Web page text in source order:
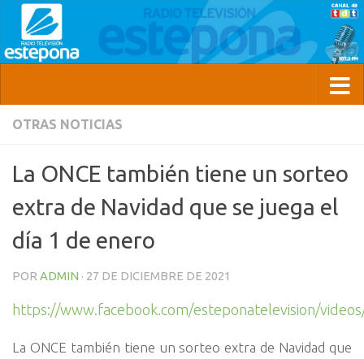
OTRAS NOTICIAS
La ONCE también tiene un sorteo
extra de Navidad que se juega el
día 1 de enero
POR ADMIN · 27 DE DICIEMBRE DE 2021
https://www.facebook.com/esteponatelevision/
La ONCE también tiene un sorteo extra de Navidad que